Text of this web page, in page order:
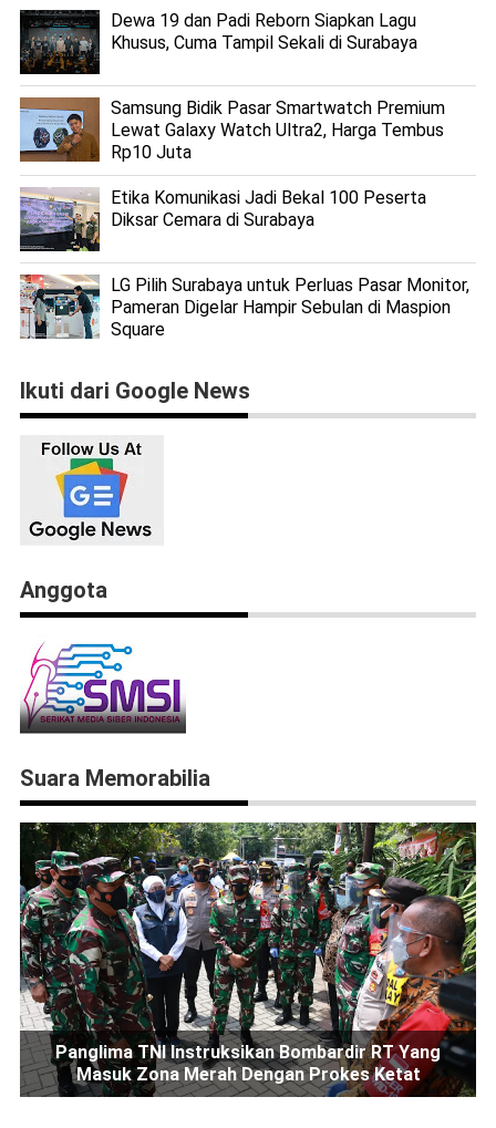
Dewa 19 dan Padi Reborn Siapkan Lagu
Khusus, Cuma Tampil Sekali di Surabaya
Samsung Bidik Pasar Smartwatch Premium
Lewat Galaxy Watch Ultra2, Harga Tembus
Rp10 Juta
Etika Komunikasi Jadi Bekal 100 Peserta
Diksar Cemara di Surabaya
LG Pilih Surabaya untuk Perluas Pasar Monitor,
Pameran Digelar Hampir Sebulan di Maspion
Square
Ikuti dari Google News
Anggota
Suara Memorabilia
Panglima TNI Instruksikan Bombardir RT Yang
Masuk Zona Merah Dengan Prokes Ketat